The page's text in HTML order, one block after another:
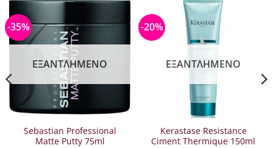
-35%
ΕΞΑΝΤΛΗΜΈΝΟ
Sebastian Professional
Matte Putty 75ml
-20%
ΕΞΑΝΤΛΗΜΈΝΟ
Kerastase Resistance
Ciment Thermique 150ml